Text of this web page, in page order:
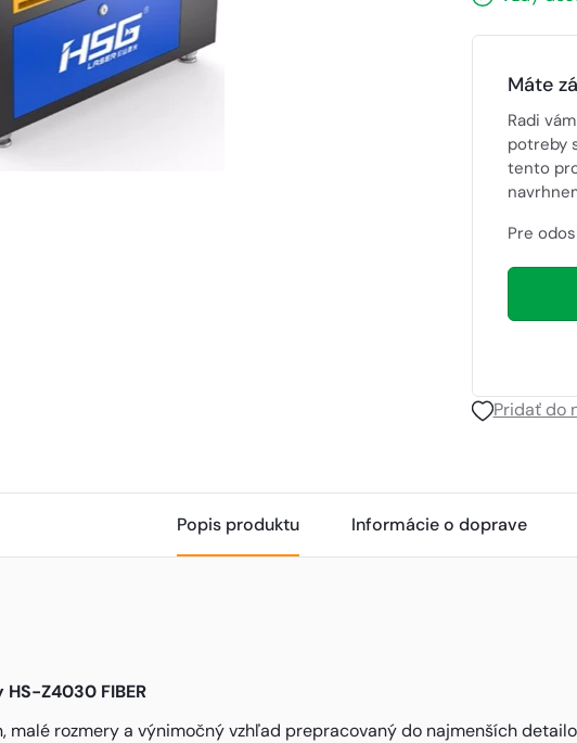
Máte
Radi
potreby
tento
Pre
Pridať do
Popis produktu Informácie o doprave
Z4030 FIBER
malé rozmery a výnimočný vzhľad prepracovaný do najmenších